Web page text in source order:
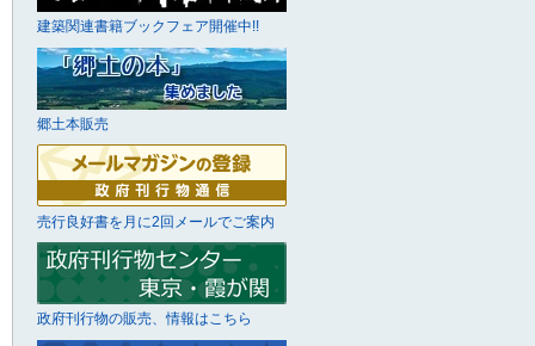
建築関連書籍ブックフェア開催中!!
郷土本販売
売行良好書を月に2回メールでご案内
政府刊行物の販売、情報はこちら